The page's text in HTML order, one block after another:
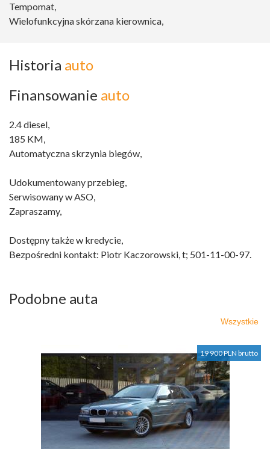
Tempomat,
Wielofunkcyjna skórzana kierownica,
Historia auto
Finansowanie auto
2.4 diesel,
185 KM,
Automatyczna skrzynia biegów,
Udokumentowany przebieg,
Serwisowany w ASO,
Zapraszamy,
Dostępny także w kredycie,
Bezpośredni kontakt: Piotr Kaczorowski, t; 501-11-00-97.
Podobne auta
Wszystkie
19 900 PLN brutto